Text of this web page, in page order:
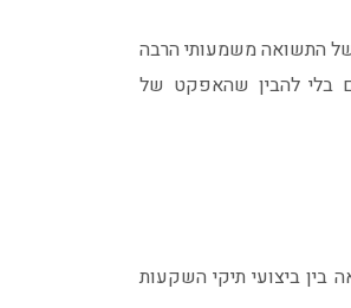
התשואה משמעותי הרבה
בלי להבין שהאפקט של
ביצועי תיקי השקעות